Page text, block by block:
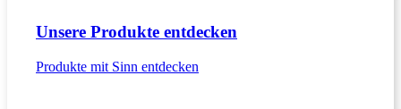
Unsere Produkte entdecken
Produkte mit Sinn entdecken